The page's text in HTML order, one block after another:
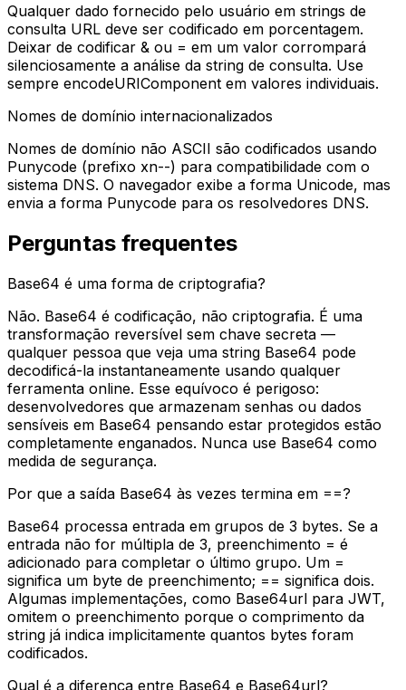
Qualquer dado fornecido pelo usuário em strings de
consulta URL deve ser codificado em porcentagem.
Deixar de codificar & ou = em um valor corrompará
silenciosamente a análise da string de consulta. Use
sempre encodeURIComponent em valores individuais.
Nomes de domínio internacionalizados
Nomes de domínio não ASCII são codificados usando
Punycode (prefixo xn--) para compatibilidade com o
sistema DNS. O navegador exibe a forma Unicode, mas
envia a forma Punycode para os resolvedores DNS.
Perguntas frequentes
Base64 é uma forma de criptografia?
Não. Base64 é codificação, não criptografia. É uma
transformação reversível sem chave secreta —
qualquer pessoa que veja uma string Base64 pode
decodificá-la instantaneamente usando qualquer
ferramenta online. Esse equívoco é perigoso:
desenvolvedores que armazenam senhas ou dados
sensíveis em Base64 pensando estar protegidos estão
completamente enganados. Nunca use Base64 como
medida de segurança.
Por que a saída Base64 às vezes termina em ==?
Base64 processa entrada em grupos de 3 bytes. Se a
entrada não for múltipla de 3, preenchimento = é
adicionado para completar o último grupo. Um =
significa um byte de preenchimento; == significa dois.
Algumas implementações, como Base64url para JWT,
omitem o preenchimento porque o comprimento da
string já indica implicitamente quantos bytes foram
codificados.
Qual é a diferença entre Base64 e Base64url?